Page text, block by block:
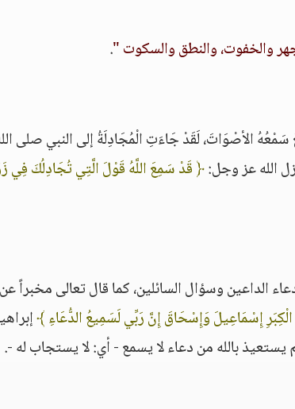
والخفوت، والنطق والسكوت ".
الأصْوَاتَ، لَقَدْ جَاءَتِ الْمُجَادِلَةُ إلى النبي صلى
الله عز وجل:﴿ قَدْ سَمِعَ اللَّهُ قَوْلَ الَّتِي تُجَادِلُكَ فِي
الداعين وسؤال السائلين، كما قال تعالى مخبراً عن
إِسْمَاعِيلَ وَإِسْحَاقَ إِنَّ رَبِّي لَسَمِيعُ الدُّعَاءِ ﴾